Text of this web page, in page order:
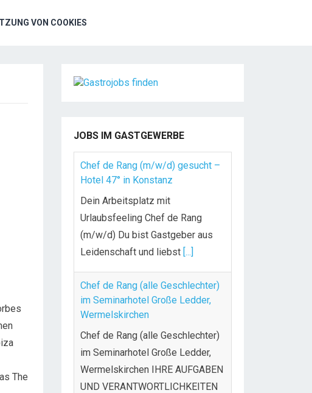
VON COOKIES
The
JOBS IM GASTGEWERBE
Chef de Rang (m/w/d) gesucht –
Hotel 47° in Konstanz
Dein Arbeitsplatz mit
Urlaubsfeeling Chef de Rang
(m/w/d) Du bist Gastgeber aus
Leidenschaft und liebst [...]
Chef de Rang (alle Geschlechter)
im Seminarhotel Große Ledder,
Wermelskirchen
Chef de Rang (alle Geschlechter)
im Seminarhotel Große Ledder,
Wermelskirchen IHRE AUFGABEN
UND VERANTWORTLICHKEITEN